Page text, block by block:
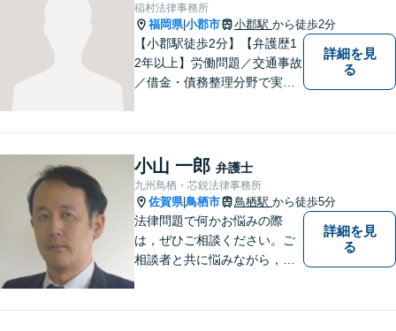
稲村法律事務所
福岡県|小郡市 小郡駅 から徒歩2分
【小郡駅徒歩2分】【弁護歴1
2年以上】労働問題／交通事故
／借金・債務整理分野で実績
笑顔と元気を取り戻し、新た
な第一歩を踏み出せるよう、
最大限尽力します。
詳細を見
る
小山 一郎 弁護士
九州鳥栖・芯鋭法律事務所
佐賀県|鳥栖市 鳥栖駅 から徒歩5分
法律問題で何かお悩みの際
は，ぜひご相談ください。ご
相談者と共に悩みながら，い
詳細を見
る